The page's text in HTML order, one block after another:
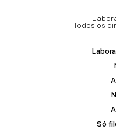
Todos os
Só